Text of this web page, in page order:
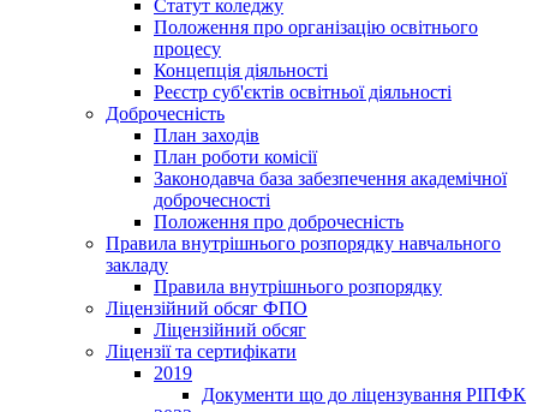
Статут коледжу
Положення про організацію освітнього
процесу
Концепція діяльності
Реєстр суб'єктів освітньої діяльності
Доброчесність
План заходів
План роботи комісії
Законодавча база забезпечення академічної
доброчесності
Положення про доброчесність
Правила внутрішнього розпорядку навчального
закладу
Правила внутрішнього розпорядку
Ліцензійний обсяг ФПО
Ліцензійний обсяг
Ліцензії та сертифікати
2019
Документи що до ліцензування РІПФК